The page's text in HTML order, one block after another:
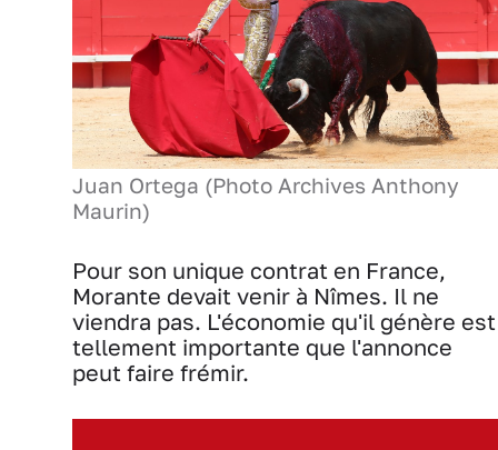
Juan Ortega (Photo Archives Anthony
Maurin)
Pour son unique contrat en France,
Morante devait venir à Nîmes. Il ne
viendra pas. L'économie qu'il génère est
tellement importante que l'annonce
peut faire frémir.